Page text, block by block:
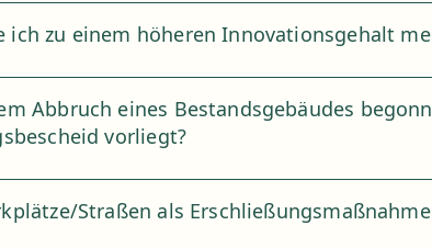
ich zu einem höheren Innovationsgehalt
Abbruch eines Bestandsgebäudes
vorliegt?
Straßen als